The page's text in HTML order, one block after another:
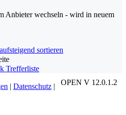
Anbieter wechseln - wird in neuem
aufsteigend sortieren
Trefferliste
OPEN V 12.0.1.2
| Datenschutz |